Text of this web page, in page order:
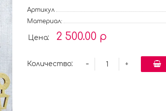
Артикул
Материал:
Цена: 2 500.00 р
Количество: +
-